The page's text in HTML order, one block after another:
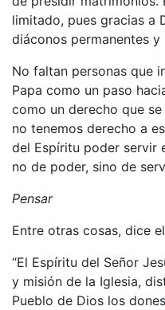
limitado, pues gracias a
diáconos permanentes
No faltan personas que
Papa como un paso
como un derecho que
no tenemos derecho a
del Espíritu poder servir
no de poder, sino de
Pensar
Entre otras cosas, dice
“El Espíritu del Señor
y misión de la Iglesia,
Pueblo de Dios los